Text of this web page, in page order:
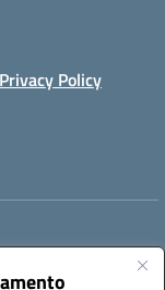
Privacy Policy